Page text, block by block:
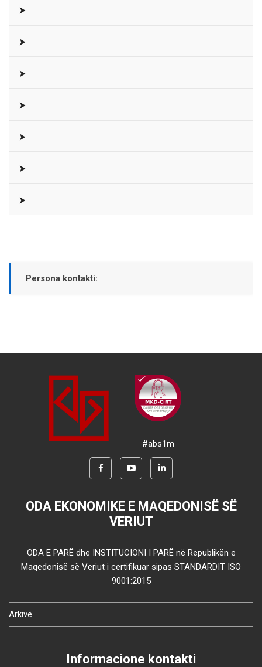
⮞
⮞
⮞
⮞
⮞
⮞
⮞
Persona kontakti:
#abs1m
ODA EKONOMIKE E MAQEDONISË SË
VERIUT
ODA E PARË dhe INSTITUCIONI I PARË në Republikën e
Maqedonisë së Veriut i certifikuar sipas STANDARDIT ISO
9001:2015
Arkivë
Informacione kontakti